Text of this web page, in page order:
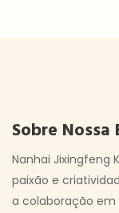
Sobre
Nanhai Jixingfeng
paixão e
a colaboração em